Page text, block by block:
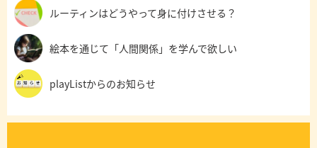
ルーティンはどうやって身に付けさせる？
絵本を通じて「人間関係」を学んで欲しい
playListからのお知らせ